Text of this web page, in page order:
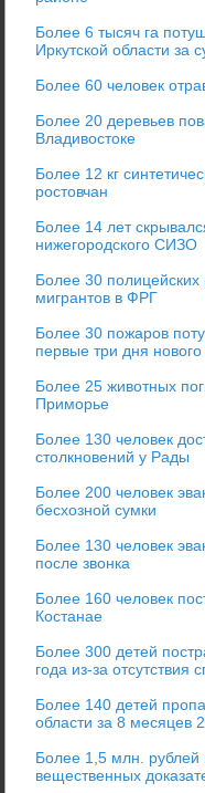
Более 6 тысяч га
Иркутской области за
Более 60 человек
Более 20 деревьев
Владивостоке
Более 12 кг
ростовчан
Более 14 лет
нижегородского СИЗО
Более 30 полицейских
мигрантов в ФРГ
Более 30 пожаров
первые три дня нового
Более 25 животных
Приморье
Более 130 человек
столкновений у Рады
Более 200 человек
бесхозной сумки
Более 130 человек
после звонка
Более 160 человек
Костанае
Более 300 детей
года из-за отсутствия
Более 140 детей
области за 8 месяцев
Более 1,5 млн.
вещественных